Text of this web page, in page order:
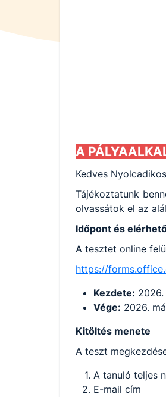
A
Kedves
Tájékoztatunk
olvassátok el az
Időpont és
A tesztet online
https://
Kezdete:
Vége: 2026.
Kitöltés menete
A teszt
A tanuló teljes
E-mail cím